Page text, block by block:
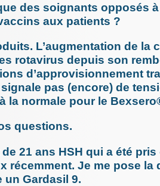
des soignants opposés
aux patients ?
L’augmentation de la
rotavirus depuis son
d’approvisionnement
pas (encore) de
la normale pour le
questions.
21 ans HSH qui a été
récemment. Je me pose la
un Gardasil 9.